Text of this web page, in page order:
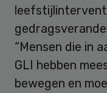
“Mensen die in
GLI hebben
bewegen en